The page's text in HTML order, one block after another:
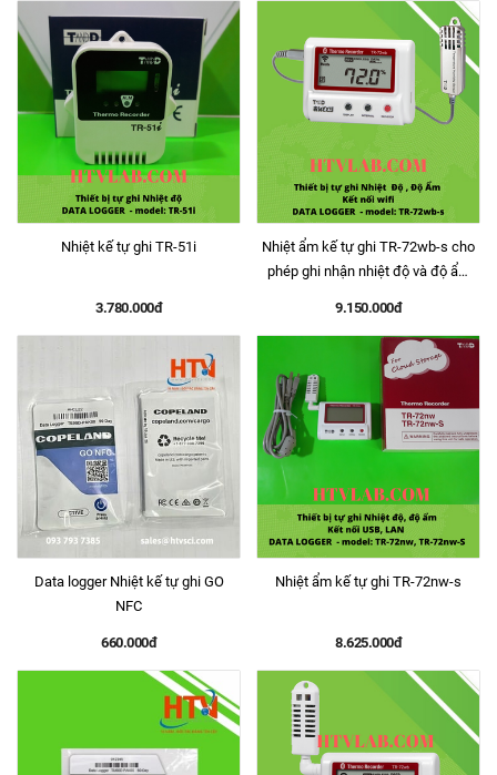
Nhiệt kế tự ghi TR-51i
3.780.000đ
Nhiệt ẩm kế tự ghi TR-72wb-s cho
phép ghi nhận nhiệt độ và độ ẩm
9.150.000đ
Data logger Nhiệt kế tự ghi GO
NFC
660.000đ
Nhiệt ẩm kế tự ghi TR-72nw-s
8.625.000đ